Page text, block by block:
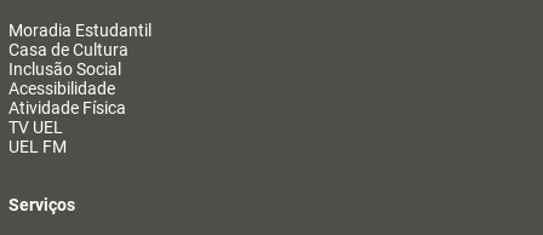
Moradia Estudantil
Casa de Cultura
Inclusão Social
Acessibilidade
Atividade Física
TV UEL
UEL FM
Serviços